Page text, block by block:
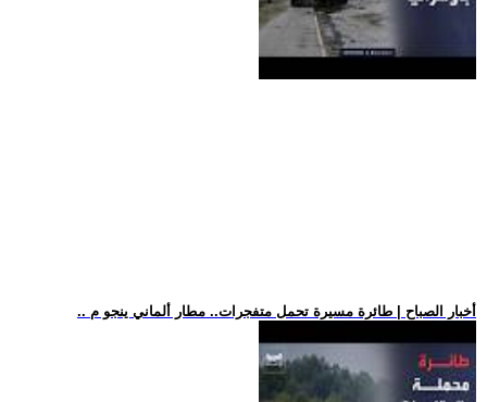
.. أخبار الصباح | طائرة مسيرة تحمل متفجرات.. مطار ألماني ينجو م